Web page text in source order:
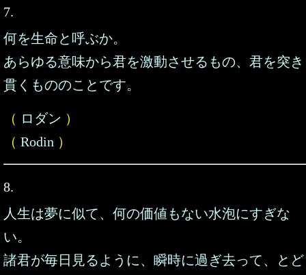
7.
何を生命と呼ぶか。
あらゆる意味から君を激動させるもの、君を突き
貫くもののことです。
（ ロダン ）
（ Rodin ）
8.
人生は夢に似て、何の価値もない水泡にすぎな
い。
諸君が毎日見るように、瞬時に過ぎ去って、とど